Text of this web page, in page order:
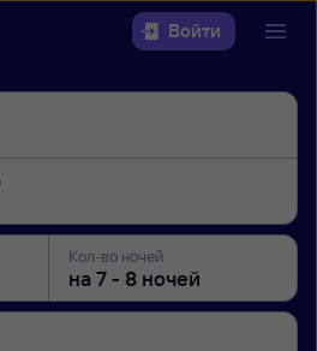
Войти
Кол-во ночей